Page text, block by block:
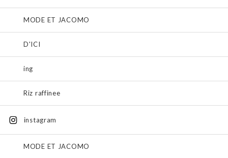
MODE ET JACOMO
D'ICI
ing
Riz raffinee
instagram
MODE ET JACOMO